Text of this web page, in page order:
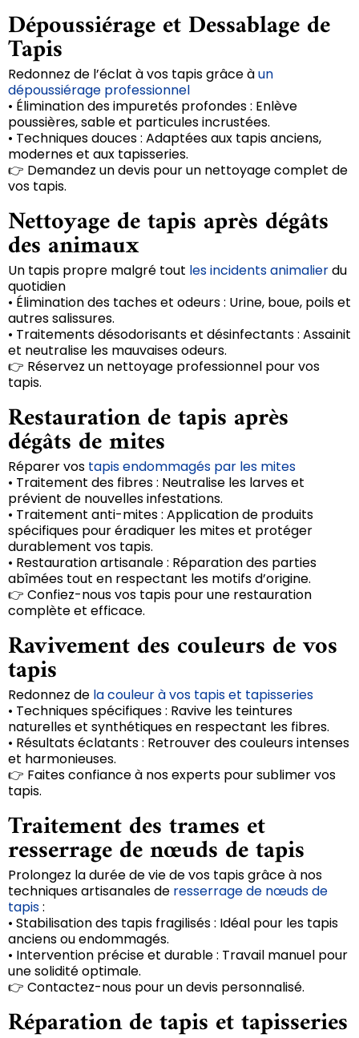
Dépoussiérage et Dessablage de
Tapis
Redonnez de l’éclat à vos tapis grâce àun
dépoussiérage professionnel
• Élimination des impuretés profondes : Enlève
poussières, sable et particules incrustées.
• Techniques douces : Adaptées aux tapis anciens,
modernes et aux tapisseries.
👉 Demandez un devis pour un nettoyage complet de
vos tapis.
Nettoyage de tapis après dégâts
des animaux
Un tapis propre malgré tout les incidents animalierdu
quotidien
• Élimination des taches et odeurs : Urine, boue, poils et
autres salissures.
• Traitements désodorisants et désinfectants : Assainit
et neutralise les mauvaises odeurs.
👉 Réservez un nettoyage professionnel pour vos
tapis.
Restauration de tapis après
dégâts de mites
Réparer vos tapis endommagés par les mites
• Traitement des fibres : Neutralise les larves et
prévient de nouvelles infestations.
• Traitement anti-mites : Application de produits
spécifiques pour éradiquer les mites et protéger
durablement vos tapis.
• Restauration artisanale : Réparation des parties
abîmées tout en respectant les motifs d’origine.
👉 Confiez-nous vos tapis pour une restauration
complète et efficace.
Ravivement des couleurs de vos
tapis
Redonnez de la couleur à vos tapis et tapisseries
• Techniques spécifiques : Ravive les teintures
naturelles et synthétiques en respectant les fibres.
• Résultats éclatants : Retrouver des couleurs intenses
et harmonieuses.
👉 Faites confiance à nos experts pour sublimer vos
tapis.
Traitement des trames et
resserrage de nœuds de tapis
Prolongez la durée de vie de vos tapis grâce à nos
techniques artisanales de resserrage de nœuds de
tapis:
• Stabilisation des tapis fragilisés : Idéal pour les tapis
anciens ou endommagés.
• Intervention précise et durable : Travail manuel pour
une solidité optimale.
👉 Contactez-nous pour un devis personnalisé.
Réparation de tapis et tapisseries